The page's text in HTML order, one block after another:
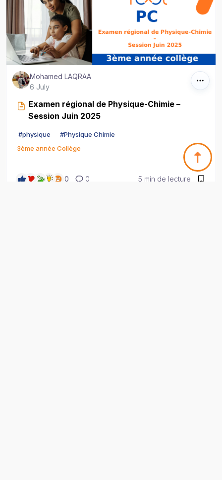
Mohamed LAQRAA
6 July
Examen régional de Physique-Chimie –
Session Juin 2025
#physique #Physique Chimie
3ème année Collège
0 0 5 min de lecture